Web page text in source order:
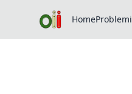
HomeProblemi